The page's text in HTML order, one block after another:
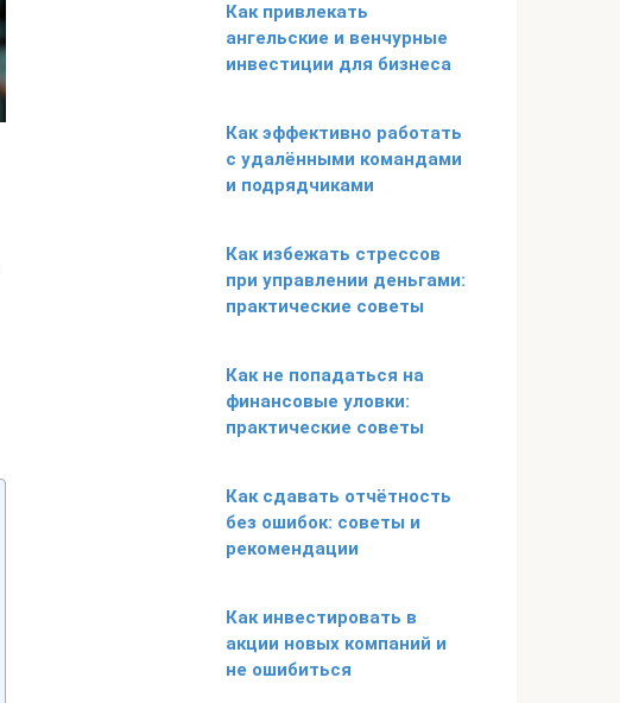
Как привлекать
ангельские и венчурные
инвестиции для бизнеса
Как эффективно работать
с удалёнными командами
и подрядчиками
Как избежать стрессов
при управлении деньгами:
практические советы
Как не попадаться на
финансовые уловки:
практические советы
Как сдавать отчётность
без ошибок: советы и
рекомендации
Как инвестировать в
акции новых компаний и
не ошибиться